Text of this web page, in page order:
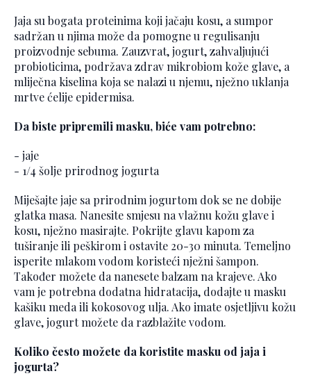
Jaja su bogata proteinima koji jačaju kosu, a sumpor
sadržan u njima može da pomogne u regulisanju
proizvodnje sebuma. Zauzvrat, jogurt, zahvaljujući
probioticima, podržava zdrav mikrobiom kože glave, a
mliječna kiselina koja se nalazi u njemu, nježno uklanja
mrtve ćelije epidermisa.
Da biste pripremili masku, biće vam potrebno:
- jaje
- 1/4 šolje prirodnog jogurta
Miješajte jaje sa prirodnim jogurtom dok se ne dobije
glatka masa. Nanesite smjesu na vlažnu kožu glave i
kosu, nježno masirajte. Pokrijte glavu kapom za
tuširanje ili peškirom i ostavite 20-30 minuta. Temeljno
isperite mlakom vodom koristeći nježni šampon.
Također možete da nanesete balzam na krajeve. Ako
vam je potrebna dodatna hidratacija, dodajte u masku
kašiku meda ili kokosovog ulja. Ako imate osjetljivu kožu
glave, jogurt možete da razblažite vodom.
Koliko često možete da koristite masku od jaja i
jogurta?